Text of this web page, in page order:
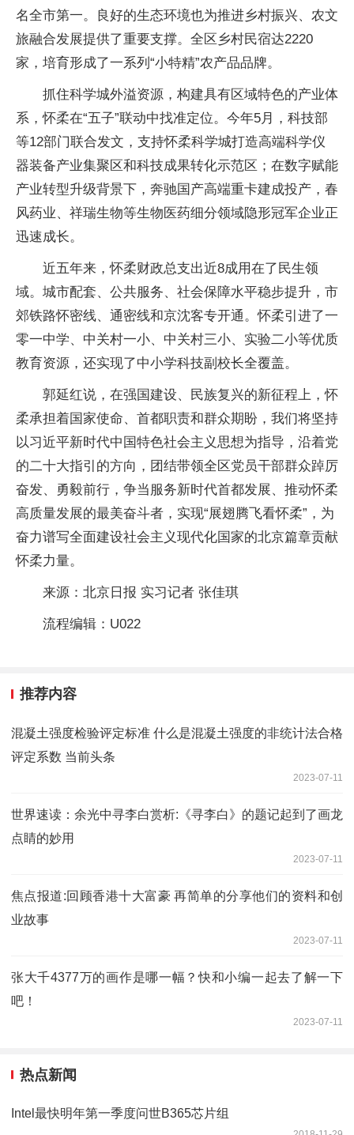
名全市第一。良好的生态环境也为推进乡村振兴、农文
旅融合发展提供了重要支撑。全区乡村民宿达2220
家，培育形成了一系列“小特精”农产品品牌。
抓住科学城外溢资源，构建具有区域特色的产业体
系，怀柔在“五子”联动中找准定位。今年5月，科技部
等12部门联合发文，支持怀柔科学城打造高端科学仪
器装备产业集聚区和科技成果转化示范区；在数字赋能
产业转型升级背景下，奔驰国产高端重卡建成投产，春
风药业、祥瑞生物等生物医药细分领域隐形冠军企业正
迅速成长。
近五年来，怀柔财政总支出近8成用在了民生领
域。城市配套、公共服务、社会保障水平稳步提升，市
郊铁路怀密线、通密线和京沈客专开通。怀柔引进了一
零一中学、中关村一小、中关村三小、实验二小等优质
教育资源，还实现了中小学科技副校长全覆盖。
郭延红说，在强国建设、民族复兴的新征程上，怀
柔承担着国家使命、首都职责和群众期盼，我们将坚持
以习近平新时代中国特色社会主义思想为指导，沿着党
的二十大指引的方向，团结带领全区党员干部群众踔厉
奋发、勇毅前行，争当服务新时代首都发展、推动怀柔
高质量发展的最美奋斗者，实现“展翅腾飞看怀柔”，为
奋力谱写全面建设社会主义现代化国家的北京篇章贡献
怀柔力量。
来源：北京日报 实习记者 张佳琪
流程编辑：U022
推荐内容
混凝土强度检验评定标准 什么是混凝土强度的非统计法合格
评定系数 当前头条
2023-07-11
世界速读：余光中寻李白赏析:《寻李白》的题记起到了画龙
点睛的妙用
2023-07-11
焦点报道:回顾香港十大富豪 再简单的分享他们的资料和创
业故事
2023-07-11
张大千4377万的画作是哪一幅？快和小编一起去了解一下
吧！
2023-07-11
热点新闻
Intel最快明年第一季度问世B365芯片组